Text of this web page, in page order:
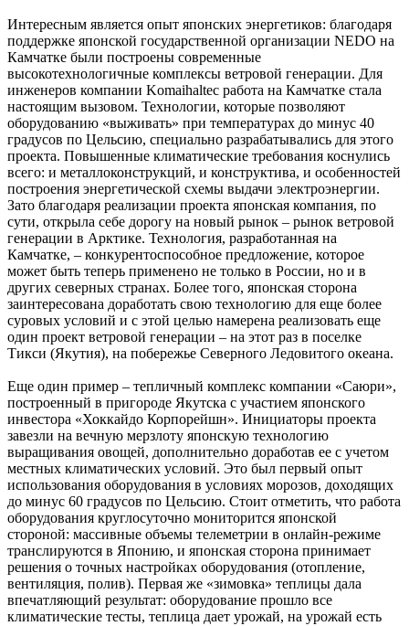
Интересным является опыт японских энергетиков: благодаря
поддержке японской государственной организации NEDO на
Камчатке были построены современные
высокотехнологичные комплексы ветровой генерации. Для
инженеров компании Komaihaltec работа на Камчатке стала
настоящим вызовом. Технологии, которые позволяют
оборудованию «выживать» при температурах до минус 40
градусов по Цельсию, специально разрабатывались для этого
проекта. Повышенные климатические требования коснулись
всего: и металлоконструкций, и конструктива, и особенностей
построения энергетической схемы выдачи электроэнергии.
Зато благодаря реализации проекта японская компания, по
сути, открыла себе дорогу на новый рынок – рынок ветровой
генерации в Арктике. Технология, разработанная на
Камчатке, – конкурентоспособное предложение, которое
может быть теперь применено не только в России, но и в
других северных странах. Более того, японская сторона
заинтересована доработать свою технологию для еще более
суровых условий и с этой целью намерена реализовать еще
один проект ветровой генерации – на этот раз в поселке
Тикси (Якутия), на побережье Северного Ледовитого океана.
Еще один пример – тепличный комплекс компании «Саюри»,
построенный в пригороде Якутска с участием японского
инвестора «Хоккайдо Корпорейшн». Инициаторы проекта
завезли на вечную мерзлоту японскую технологию
выращивания овощей, дополнительно доработав ее с учетом
местных климатических условий. Это был первый опыт
использования оборудования в условиях морозов, доходящих
до минус 60 градусов по Цельсию. Стоит отметить, что работа
оборудования круглосуточно мониторится японской
стороной: массивные объемы телеметрии в онлайн-режиме
транслируются в Японию, и японская сторона принимает
решения о точных настройках оборудования (отопление,
вентиляция, полив). Первая же «зимовка» теплицы дала
впечатляющий результат: оборудование прошло все
климатические тесты, теплица дает урожай, на урожай есть